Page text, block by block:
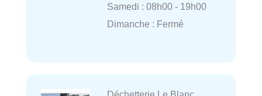
Samedi : 08h00 - 19h00
Dimanche : Fermé